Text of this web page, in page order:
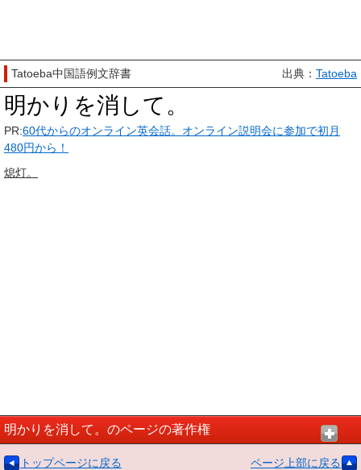
Tatoeba中国語例文辞書 出典： Tatoeba
明かりを消して。
PR:60代からのオンライン英会話。オンライン説明会に参加で初月
480円から！
熄灯。
明かりを消して。のページの著作権
トップページに戻る ページ上部に戻る